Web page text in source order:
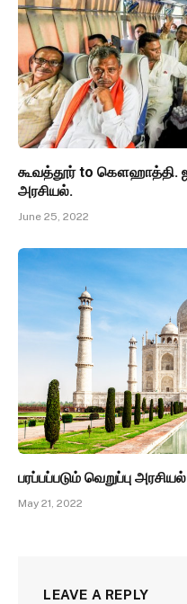
கூவத்தூர் to கௌஹாத்தி.
அரசியல்.
June 25, 2022
பரப்பப்படும் வெறுப்பு அரசியல்
May 21, 2022
LEAVE A REPLY